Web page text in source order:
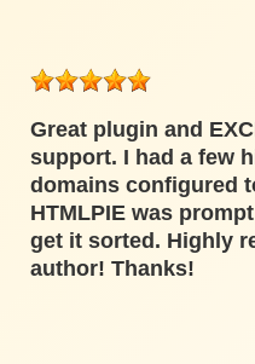
Great plugin and
support. I had a few
domains configured
HTMLPIE was
get it sorted. Highly
author! Thanks!